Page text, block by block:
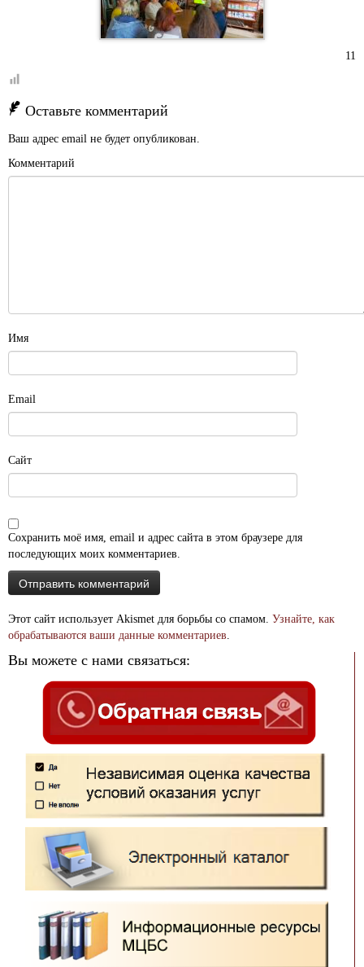
11
Оставьте комментарий
Ваш адрес email не будет опубликован.
Комментарий
Имя
Email
Сайт
Сохранить моё имя, email и адрес сайта в этом браузере для
последующих моих комментариев.
Этот сайт использует Akismet для борьбы со спамом. Узнайте, как
обрабатываются ваши данные комментариев.
Вы можете с нами связаться: